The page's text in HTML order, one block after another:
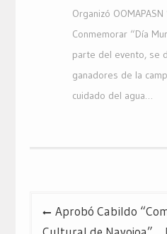
Organizó
Conmemorar “Día
parte del evento, se
ganadores de la
cuidado del agua…
Aprobó Cabildo